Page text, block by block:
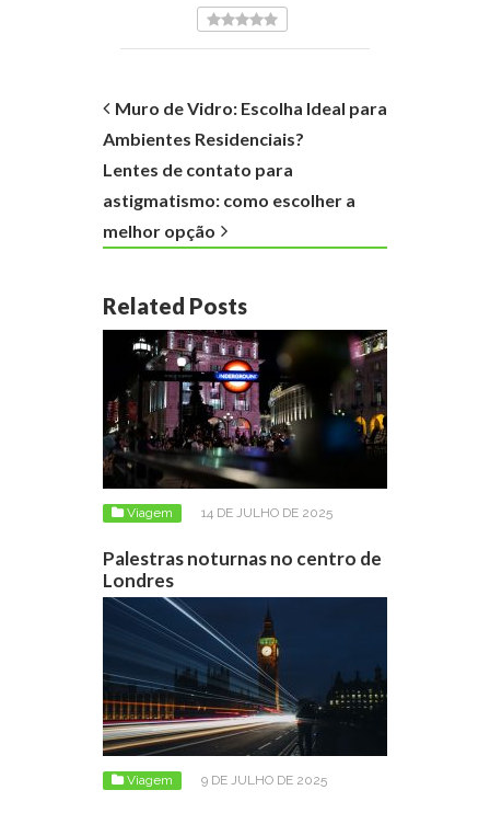
Muro de Vidro: Escolha Ideal para
Ambientes Residenciais?
Lentes de contato para
astigmatismo: como escolher a
melhor opção
Related Posts
Viagem 14 DE JULHO DE 2025
Palestras noturnas no centro de
Londres
Viagem 9 DE JULHO DE 2025